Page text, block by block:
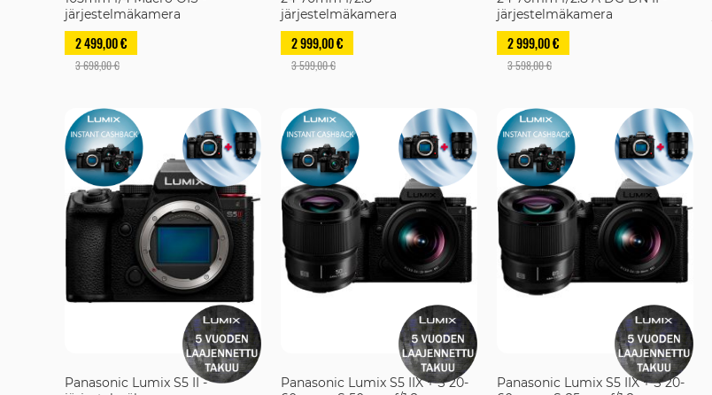
järjestelmäkamera
2 499,00 €
3 698,00 €
järjestelmäkamera
2 999,00 €
3 599,00 €
järjestelmäkamera
2 999,00 €
3 598,00 €
Panasonic Lumix S5 II -
Panasonic Lumix S5 IIX + S 20-
Panasonic Lumix S5 IIX + S 20-